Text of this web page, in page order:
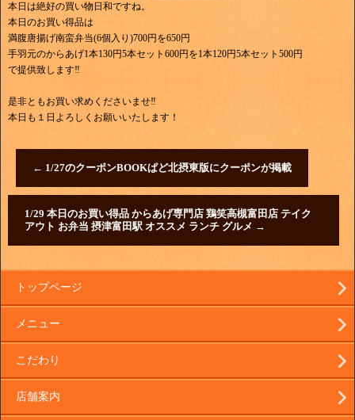
本日は絶好の買い物日和ですね。
本日のお買い得品は
満腹唐揚げ南蛮弁当(6個入り)700円を650円
手羽元のからあげ1本130円5本セット600円を1本120円5本セット500円
で提供致します‼
是非ともお買い求めくださいませ‼
本日も１日よろしくお願いいたします！
← 1/27のクーポンBOOKぱど北摂東版にクーポンが掲載
1/29 本日のお買い得品 からあげ専門店 鶏笑高槻富田店 テイク
アウト お弁当 摂津富田駅 オススメ ランチ グルメ →
トップページ
メニュー
こだわり
店舗案内